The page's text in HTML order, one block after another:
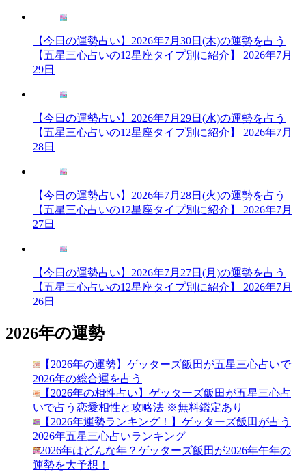
【今日の運勢占い】2026年7月30日(木)の運勢を占う
【五星三心占いの12星座タイプ別に紹介】
2026年7月
29日
【今日の運勢占い】2026年7月29日(水)の運勢を占う
【五星三心占いの12星座タイプ別に紹介】
2026年7月
28日
【今日の運勢占い】2026年7月28日(火)の運勢を占う
【五星三心占いの12星座タイプ別に紹介】
2026年7月
27日
【今日の運勢占い】2026年7月27日(月)の運勢を占う
【五星三心占いの12星座タイプ別に紹介】
2026年7月
26日
2026年の運勢
【2026年の運勢】ゲッターズ飯田が五星三心占いで
2026年の総合運を占う
【2026年の相性占い】ゲッターズ飯田が五星三心占
いで占う恋愛相性と攻略法 ※無料鑑定あり
【2026年運勢ランキング！】ゲッターズ飯田が占う
2026年五星三心占いランキング
2026年はどんな年？ゲッターズ飯田が2026年午年の
運勢を大予想！